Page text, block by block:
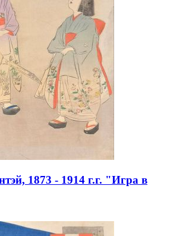
1873 - 1914 г.г. "Игра в